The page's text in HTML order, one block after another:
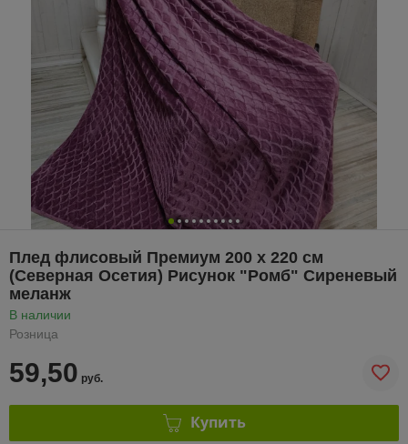
Плед флисовый Премиум 200 х 220 см
(Северная Осетия) Рисунок "Ромб" Сиреневый
меланж
В наличии
Розница
59,50 руб.
Купить